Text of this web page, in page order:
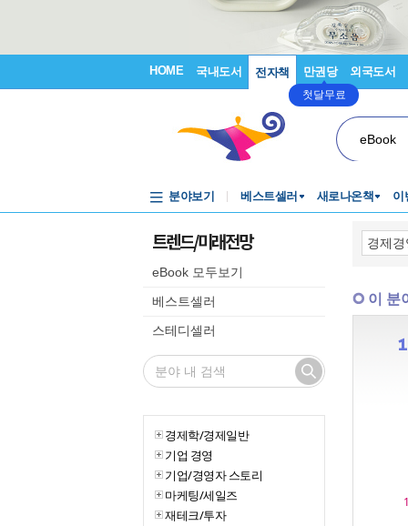
HOME 국내도서 전자책 만권당
첫달무료
외국도서
eBook
분야보기 베스트셀러 새로나온책 이
트렌드/미래전망
eBook 모두보기
베스트셀러
스테디셀러
경제학/경제일반
기업 경영
기업/경영자 스토리
마케팅/세일즈
재테크/투자
이 분